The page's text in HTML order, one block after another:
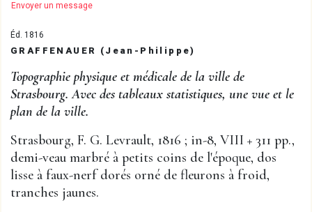
Envoyer un message
Éd. 1816
GRAFFENAUER (Jean-Philippe)
Topographie physique et médicale de la ville de
Strasbourg. Avec des tableaux statistiques, une vue et le
plan de la ville.
Strasbourg, F. G. Levrault, 1816 ; in-8, VIII + 311 pp.,
demi-veau marbré à petits coins de l'époque, dos
lisse à faux-nerf dorés orné de fleurons à froid,
tranches jaunes.